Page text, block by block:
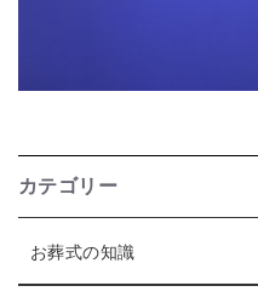
カテゴリー
お葬式の知識
ン